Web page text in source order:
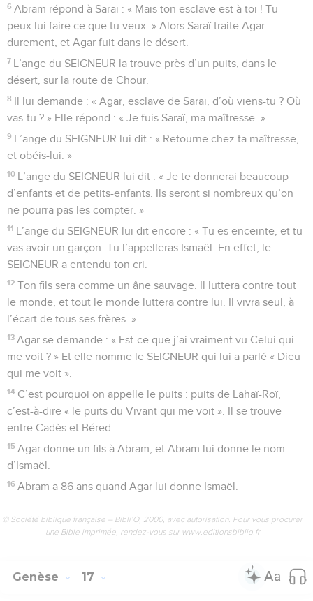
6 Abram répond à Saraï : « Mais ton esclave est à toi ! Tu
peux lui faire ce que tu veux. » Alors Saraï traite Agar
durement, et Agar fuit dans le désert.
7 L’ange du SEIGNEUR la trouve près d’un puits, dans le
désert, sur la route de Chour.
8 Il lui demande : « Agar, esclave de Saraï, d’où viens-tu ? Où
vas-tu ? » Elle répond : « Je fuis Saraï, ma maîtresse. »
9 L’ange du SEIGNEUR lui dit : « Retourne chez ta maîtresse,
et obéis-lui. »
10 L’ange du SEIGNEUR lui dit : « Je te donnerai beaucoup
d’enfants et de petits-enfants. Ils seront si nombreux qu’on
ne pourra pas les compter. »
11 L’ange du SEIGNEUR lui dit encore : « Tu es enceinte, et tu
vas avoir un garçon. Tu l’appelleras Ismaël. En effet, le
SEIGNEUR a entendu ton cri.
12 Ton fils sera comme un âne sauvage. Il luttera contre tout
le monde, et tout le monde luttera contre lui. Il vivra seul, à
l’écart de tous ses frères. »
13 Agar se demande : « Est-ce que j’ai vraiment vu Celui qui
me voit ? » Et elle nomme le SEIGNEUR qui lui a parlé « Dieu
qui me voit ».
14 C’est pourquoi on appelle le puits : puits de Lahaï-Roï,
c’est-à-dire « le puits du Vivant qui me voit ». Il se trouve
entre Cadès et Béred.
15 Agar donne un fils à Abram, et Abram lui donne le nom
d’Ismaël.
16 Abram a 86 ans quand Agar lui donne Ismaël.
© Société biblique française – Bibli’O, 2000, avec autorisation. Pour vous procurer
une Bible imprimée, rendez-vous sur www.editionsbiblio.fr
Genèse 17